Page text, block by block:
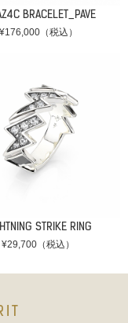
BRACELET_PAVE
¥176,000（税込）
STRIKE RING
¥29,700（税込）